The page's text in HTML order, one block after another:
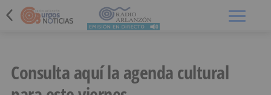
Consulta aquí la agenda cultural